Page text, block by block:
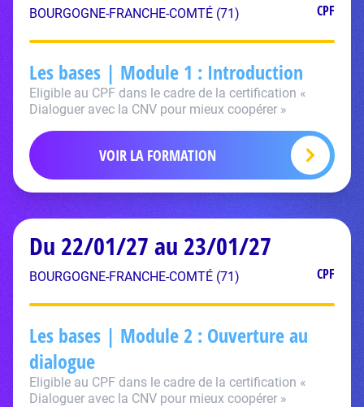
BOURGOGNE-FRANCHE-COMTÉ (71) CPF
Les bases | Module 1 : Introduction
Eligible au CPF dans le cadre de la certification «
Dialoguer avec la CNV pour mieux coopérer »
VOIR LA FORMATION
Du 22/01/27 au 23/01/27
BOURGOGNE-FRANCHE-COMTÉ (71) CPF
Les bases | Module 2 : Ouverture au
dialogue
Eligible au CPF dans le cadre de la certification «
Dialoguer avec la CNV pour mieux coopérer »